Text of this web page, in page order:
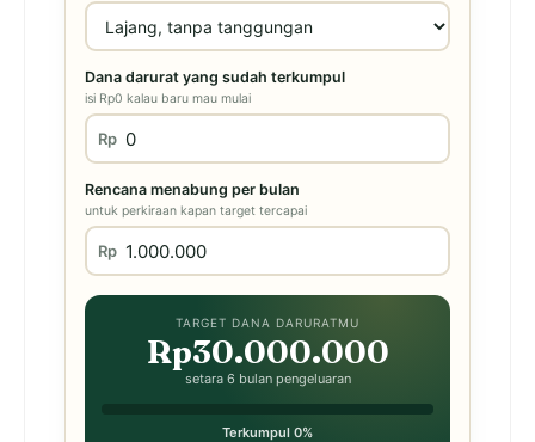
Dana darurat yang sudah terkumpul
isi Rp0 kalau baru mau mulai
Rp
Rencana menabung per bulan
untuk perkiraan kapan target tercapai
Rp
TARGET DANA DARURATMU
Rp30.000.000
setara 6 bulan pengeluaran
Terkumpul 0%